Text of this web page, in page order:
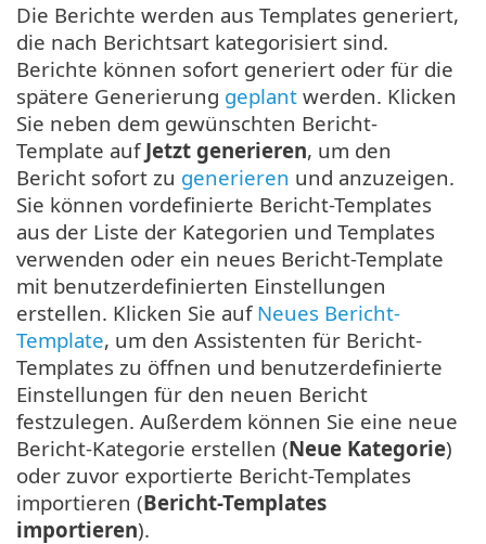
Die Berichte werden aus Templates generiert,
die nach Berichtsart kategorisiert sind.
Berichte können sofort generiert oder für die
spätere Generierung geplant werden. Klicken
Sie neben dem gewünschten Bericht-
Template auf Jetzt generieren, um den
Bericht sofort zu generieren und anzuzeigen.
Sie können vordefinierte Bericht-Templates
aus der Liste der Kategorien und Templates
verwenden oder ein neues Bericht-Template
mit benutzerdefinierten Einstellungen
erstellen. Klicken Sie auf Neues Bericht-
Template, um den Assistenten für Bericht-
Templates zu öffnen und benutzerdefinierte
Einstellungen für den neuen Bericht
festzulegen. Außerdem können Sie eine neue
Bericht-Kategorie erstellen (Neue Kategorie)
oder zuvor exportierte Bericht-Templates
importieren (Bericht-Templates
importieren).